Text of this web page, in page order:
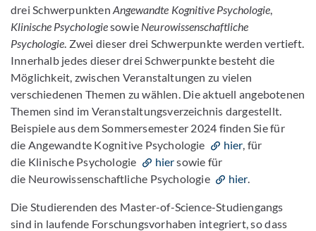
drei SchwerpunktenAngewandte Kognitive Psychologie,
Klinische Psychologiesowie Neurowissenschaftliche
Psychologie. Zwei dieser drei Schwerpunkte werden vertieft.
Innerhalb jedes dieser drei Schwerpunkte besteht die
Möglichkeit, zwischen Veranstaltungen zu vielen
verschiedenen Themen zu wählen. Die aktuell angebotenen
Themen sind im Veranstaltungsverzeichnis dargestellt.
Beispiele aus dem Sommersemester 2024 finden Sie für
die Angewandte Kognitive Psychologie
hier, für
die Klinische Psychologie
hiersowie für
die Neurowissenschaftliche Psychologie
hier.
Die Studierenden des Master-of-Science-Studiengangs
sind in laufende Forschungsvorhaben integriert, so dass